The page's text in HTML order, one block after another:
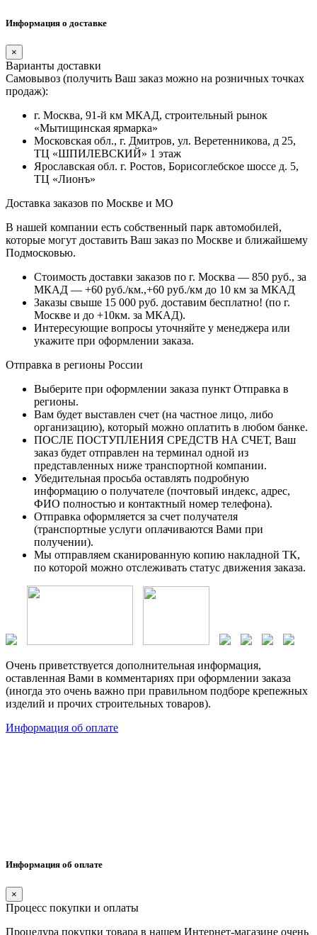
Информация о доставке
×
Варианты доставки
Самовывоз (получить Ваш заказ можно на розничных точках
продаж):
г. Москва, 91-й км МКАД, строительный рынок
«Мытищинская ярмарка»
Московская обл., г. Дмитров, ул. Веретенникова, д 25,
ТЦ «ШПИЛЕВСКИЙ» 1 этаж
Ярославская обл. г. Ростов, Борисоглебское шоссе д. 5,
ТЦ «Лионъ»
Доставка заказов по Москве и МО
В нашей компании есть собственный парк автомобилей,
которые могут доставить Ваш заказ по Москве и ближайшему
Подмосковью.
Стоимость доставки заказов по г. Москва — 850 руб., за
МКАД — +60 руб./км.,+60 руб./км до 10 км за МКАД
Заказы свыше 15 000 руб. доставим бесплатно! (по г.
Москве и до +10км. за МКАД).
Интересующие вопросы уточняйте у менеджера или
укажите при оформлении заказа.
Отправка в регионы России
Выберите при оформлении заказа пункт Отправка в
регионы.
Вам будет выставлен счет (на частное лицо, либо
организацию), который можно оплатить в любом банке.
ПОСЛЕ ПОСТУПЛЕНИЯ СРЕДСТВ НА СЧЕТ, Ваш
заказ будет отправлен на терминал одной из
представленных ниже транспортной компании.
Убедительная просьба оставлять подробную
информацию о получателе (почтовый индекс, адрес,
ФИО полностью и контактный номер телефона).
Отправка оформляется за счет получателя
(транспортные услуги оплачиваются Вами при
получении).
Мы отправляем сканированную копию накладной ТК,
по которой можно отслеживать статус движения заказа.
Очень приветствуется дополнительная информация,
оставленная Вами в комментариях при оформлении заказа
(иногда это очень важно при правильном подборе крепежных
изделий и прочих строительных товаров).
Информация об оплате
Информация об оплате
×
Процесс покупки и оплаты
Процедура покупки товара в нашем Интернет-магазине очень